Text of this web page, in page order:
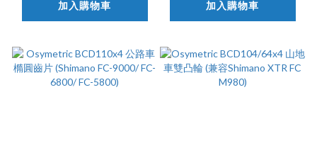
加入購物車 加入購物車